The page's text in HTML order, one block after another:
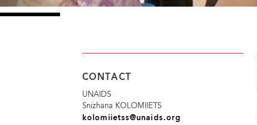
CONTACT
UNAIDS
Snizhana KOLOMIIETS
kolomiietss@unaids.org